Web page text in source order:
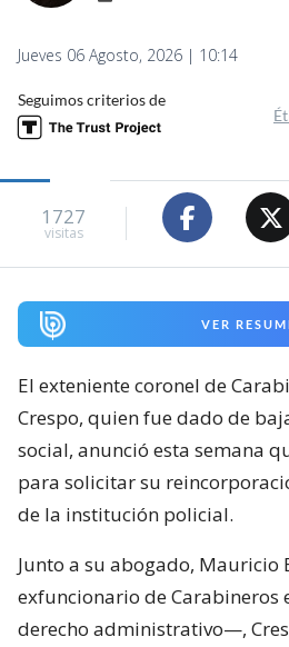
Jueves 06 Agosto, 2026 | 10:14
Seguimos criterios de
1727
visitas
VER
El exteniente coronel de
Crespo, quien fue dado de
social, anunció esta semana
para solicitar su
de la institución policial.
Junto a su abogado,
exfuncionario de Carabineros
derecho administrativo—,